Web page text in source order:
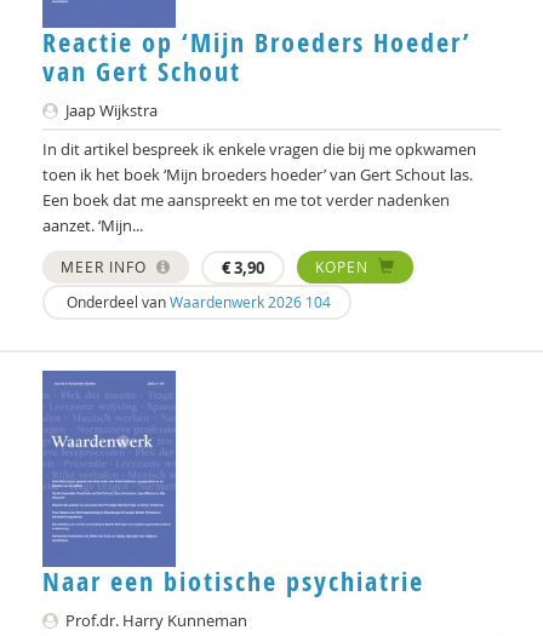
Mieke Moor
Lars Moratis
Kaj Morel
Jonneke Naber
Tom van Oeffelt
Léonie ol
Jeroen Onstenk
Reyer Ploeg
Jan Pols
Joost Raessens
Reactie op ‘Mijn Broeders Hoeder’
van Gert Schout
Jaap Wijkstra
In dit artikel bespreek ik enkele vragen die bij me opkwamen
toen ik het boek ‘Mijn broeders hoeder’ van Gert Schout las.
Een boek dat me aanspreekt en me tot verder nadenken
aanzet. ‘Mijn...
MEER INFO €3,90
KOPEN
Onderdeel vanWaardenwerk 2026 104
Naar een biotische psychiatrie
Prof.dr. Harry Kunneman